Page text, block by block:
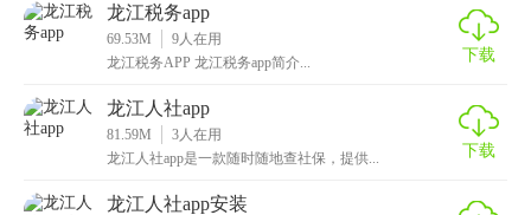
龙江税务app
69.53M 9 人在用
龙江税务APP 龙江税务app简介...
下载
龙江人社app
81.59M 3 人在用
龙江人社app是一款随时随地查社保，提供...
下载
龙江人社app安装